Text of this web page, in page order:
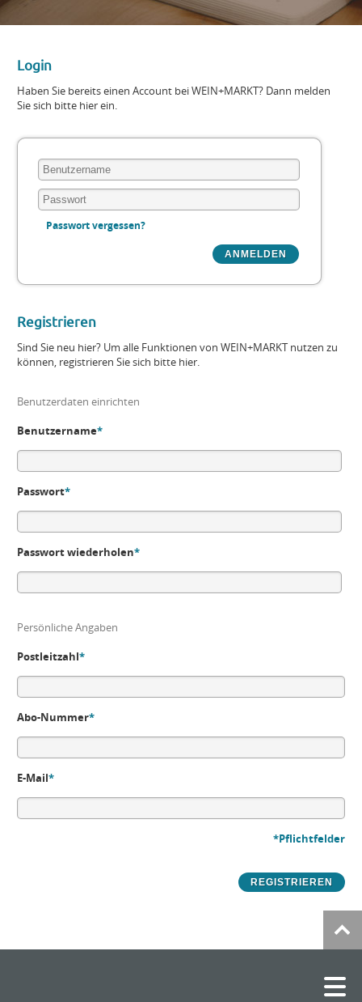
Login
Haben Sie bereits einen Account bei WEIN+MARKT? Dann melden
Sie sich bitte hier ein.
Passwort vergessen?
Registrieren
Sind Sie neu hier? Um alle Funktionen von WEIN+MARKT nutzen zu
können, registrieren Sie sich bitte hier.
Benutzerdaten einrichten
Benutzername*
Passwort*
Passwort wiederholen*
Persönliche Angaben
Postleitzahl*
Abo-Nummer*
E-Mail*
*Pflichtfelder